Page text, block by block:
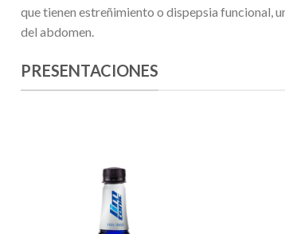
que tienen estreñimiento o dispepsia funcional,
del abdomen.
PRESENTACIONES